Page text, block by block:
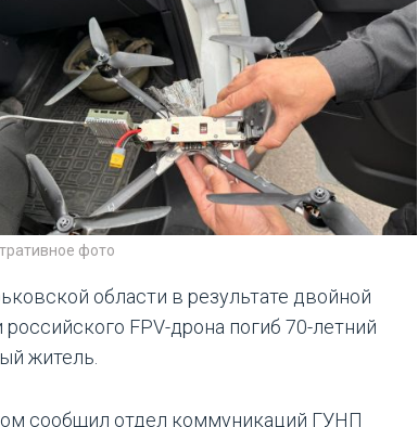
фото
области в результате двойной
российского FPV-дрона погиб 70-летний
житель.
сообщил отдел коммуникаций ГУНП